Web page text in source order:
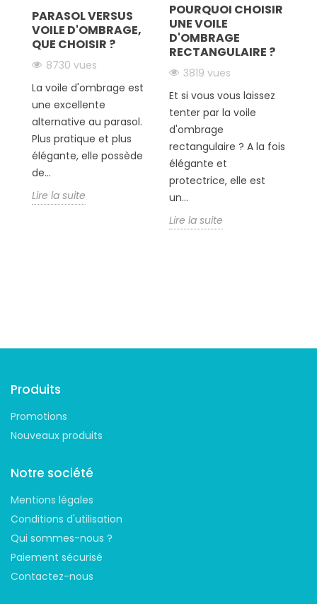
PARASOL VERSUS
VOILE D'OMBRAGE,
QUE CHOISIR ?
8730 vues
La voile d'ombrage est
une excellente
alternative au parasol.
Plus pratique et plus
élégante, elle possède
de...
Lire la suite
POURQUOI CHOISIR
UNE VOILE
D'OMBRAGE
RECTANGULAIRE ?
3819 vues
Et si vous vous laissez
tenter par la voile
d'ombrage
rectangulaire ? A la fois
élégante et
protectrice, elle est
un...
Lire la suite
Produits
Promotions
Nouveaux produits
Notre société
Mentions légales
Conditions d'utilisation
Qui sommes-nous ?
Paiement sécurisé
Contactez-nous